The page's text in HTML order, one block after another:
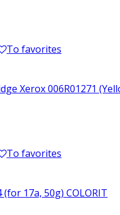
To favorites
Xerox 006R01271
To favorites
17a, 50g) COLORIT